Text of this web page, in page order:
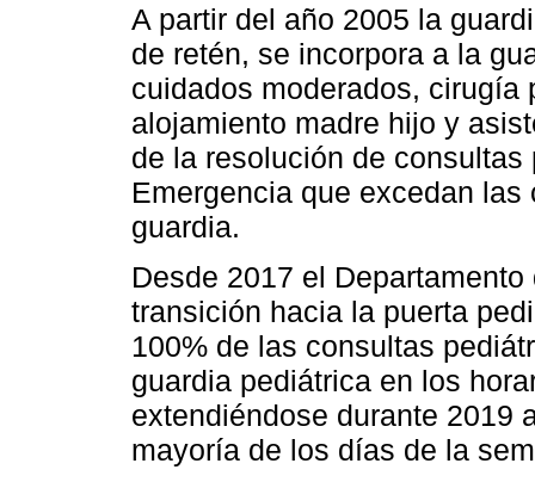
A partir del año 2005 la
de retén, se incorpora a la
cuidados moderados,
alojamiento madre hijo y
de la resolución de
Emergencia que excedan
guardia.
Desde 2017 el
transición hacia la puerta
100% de las consultas
guardia pediátrica en los
extendiéndose durante 2019
mayoría de los días de la